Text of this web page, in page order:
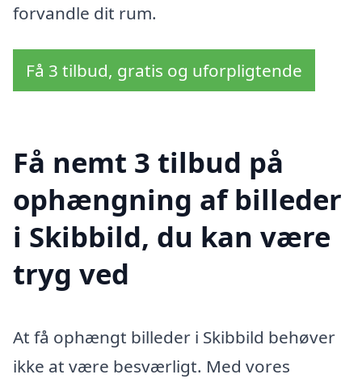
forvandle dit rum.
Få 3 tilbud, gratis og uforpligtende
Få nemt 3 tilbud på
ophængning af billeder
i Skibbild, du kan være
tryg ved
At få ophængt billeder i Skibbild behøver
ikke at være besværligt. Med vores